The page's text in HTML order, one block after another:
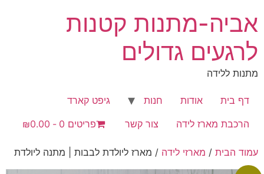
לתוכן
אביה-מתנות קטנות
לרגעים גדולים
מתנות ללידה
דף בית אודות חנות
גיפט קארד
הרכבת מארז לידה
צור קשר פריטים 0 ₪0.00
עמוד הבית / מארזי לידה / מארז ליולדת לבבות | מתנה ליולדת